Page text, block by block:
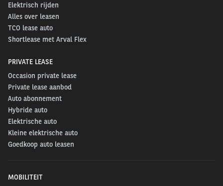
Elektrisch rijden
Alles over leasen
TCO lease auto
Shortlease met Arval Flex
PRIVATE LEASE
Occasion private lease
Private lease aanbod
Auto abonnement
Hybride auto
Elektrische auto
Kleine elektrische auto
Goedkoop auto leasen
MOBILITEIT